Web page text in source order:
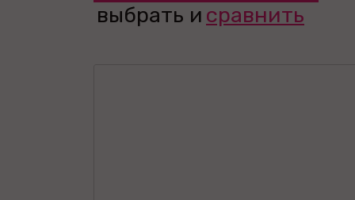
выбрать и сравнить